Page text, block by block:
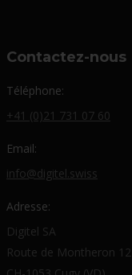
Contactez-nous
Téléphone:
+41 (0)21 731 07 60
Email:
info@digitel.swiss
Adresse:
Digitel SA
Route de Montheron 12